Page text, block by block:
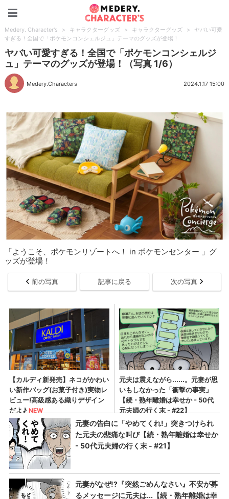
Medery. Character's > キャラクターグッズ > キャラクターグッズ >
ヤバい可愛
すぎる！全国で「ポケモンコンシェルジュ」テーマのグッズが登場！
ヤバい可愛すぎる！全国で「ポケモンコンシェルジ
ュ」テーマのグッズが登場！（写真 1/6）
Medery.Characters 2024.1.17 15:00
「ようこそ、ポケモンリゾートへ！ in ポケモンセンター 」グ
ッズが登場！
前の写真 記事に戻る 次の写真